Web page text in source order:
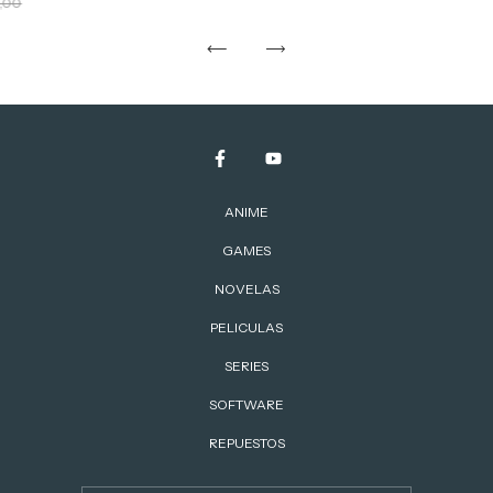
ANIME
GAMES
NOVELAS
PELICULAS
SERIES
SOFTWARE
REPUESTOS